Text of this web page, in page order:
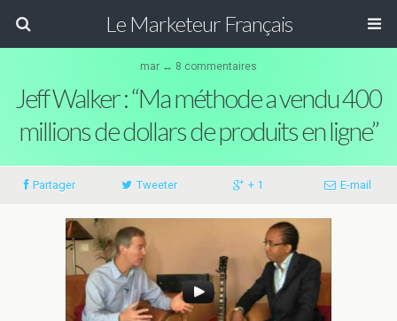
Le Marketeur Français
mar ↔ 8 commentaires
Jeff Walker : “Ma méthode a vendu 400
millions de dollars de produits en ligne”
Partager Tweeter + 1 E-mail